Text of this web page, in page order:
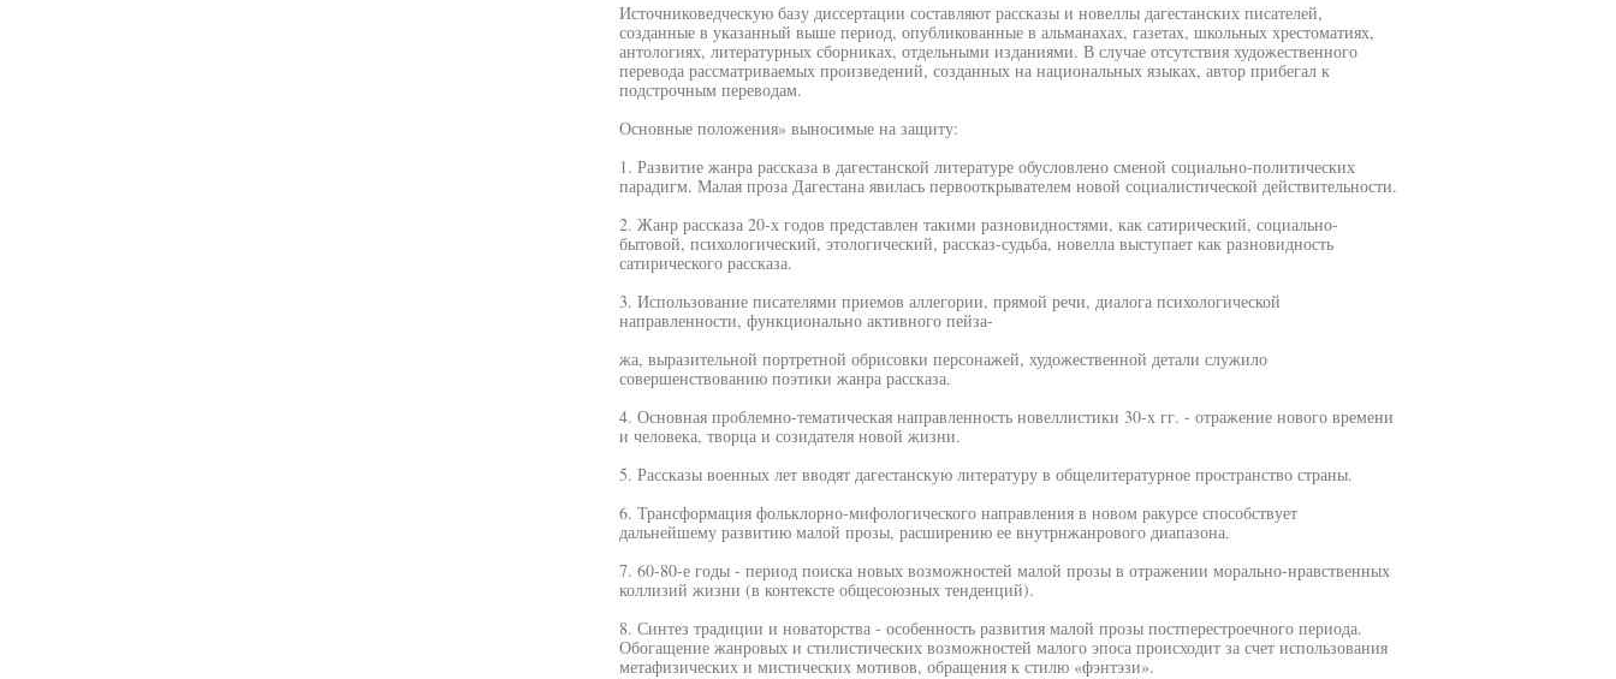
Источниковедческую базу диссертации составляют рассказы и новеллы дагестанских писателей,
созданные в указанный выше период, опубликованные в альманахах, газетах, школьных хрестоматиях,
антологиях, литературных сборниках, отдельными изданиями. В случае отсутствия художественного
перевода рассматриваемых произведений, созданных на национальных языках, автор прибегал к
подстрочным переводам.
Основные положения» выносимые на защиту:
1. Развитие жанра рассказа в дагестанской литературе обусловлено сменой социально-политических
парадигм. Малая проза Дагестана явилась первооткрывателем новой социалистической действительности.
2. Жанр рассказа 20-х годов представлен такими разновидностями, как сатирический, социально-
бытовой, психологический, этологический, рассказ-судьба, новелла выступает как разновидность
сатирического рассказа.
3. Использование писателями приемов аллегории, прямой речи, диалога психологической
направленности, функционально активного пейза-
жа, выразительной портретной обрисовки персонажей, художественной детали служило
совершенствованию поэтики жанра рассказа.
4. Основная проблемно-тематическая направленность новеллистики 30-х гг. - отражение нового времени
и человека, творца и созидателя новой жизни.
5. Рассказы военных лет вводят дагестанскую литературу в общелитературное пространство страны.
6. Трансформация фольклорно-мифологического направления в новом ракурсе способствует
дальнейшему развитию малой прозы, расширению ее внутрнжанрового диапазона.
7. 60-80-е годы - период поиска новых возможностей малой прозы в отражении морально-нравственных
коллизий жизни (в контексте общесоюзных тенденций).
8. Синтез традиции и новаторства - особенность развития малой прозы постперестроечного периода.
Обогащение жанровых и стилистических возможностей малого эпоса происходит за счет использования
метафизических и мистических мотивов, обращения к стилю «фэнтэзи».